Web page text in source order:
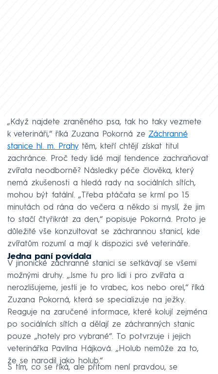
„Když najdete zraněného psa, tak ho taky vezmete
k veterináři,“ říká Zuzana Pokorná ze Záchranné
stanice hl. m. Prahytěm, kteří chtějí získat titul
zachránce. Proč tedy lidé mají tendence zachraňovat
zvířata neodborně? Následky péče člověka, který
nemá zkušenosti a hledá rady na sociálních sítích,
mohou být fatální. „Třeba ptáčata se krmí po 15
minutách od rána do večera a někdo si myslí, že jim
to stačí čtyřikrát za den,“ popisuje Pokorná. Proto je
důležité vše konzultovat se záchrannou stanicí, kde
zvířatům rozumí a mají k dispozici své veterináře.
Jedna paní povídala
V jinonické záchranné stanici se setkávají se všemi
možnými druhy. „Jsme tu pro lidi i pro zvířata a
nerozlišujeme, jestli je to vrabec, kos nebo orel,“ říká
Zuzana Pokorná, která se specializuje na ježky.
Reaguje na zaručené informace, které kolují zejména
po sociálních sítích a dělají ze záchranných stanic
pouze „hotely pro vybrané“. To potvrzuje i jejich
veterinářka Pavlína Hájková. „Holub nemůže za to,
že se narodil jako holub.“
S tím, co se říká, ale přitom není pravdou, se